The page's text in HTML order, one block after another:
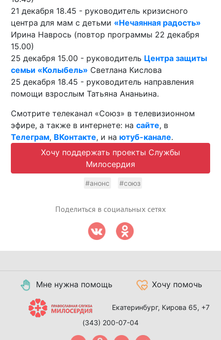
21 декабря 18.45 - руководитель кризисного
центра для мам с детьми «Нечаянная радость»
Ирина Наврось (повтор программы 22 декабря
15.00)
25 декабря 15.00 - руководитель Центра защиты
семьи «Колыбель» Светлана Кислова
25 декабря 18.45 - руководитель направления
помощи взрослым Татьяна Ананьина.
Смотрите телеканал «Союз» в телевизионном
эфире, а также в интернете: насайте, в
Телеграм, ВКонтакте, и наютуб-канале.
Хочу поддержать проекты Службы
Милосердия
#анонс #союз
Поделиться в социальных сетях
Мне нужна помощь Хочу помочь
Екатеринбург, Кирова 65, +7
(343) 200-07-04